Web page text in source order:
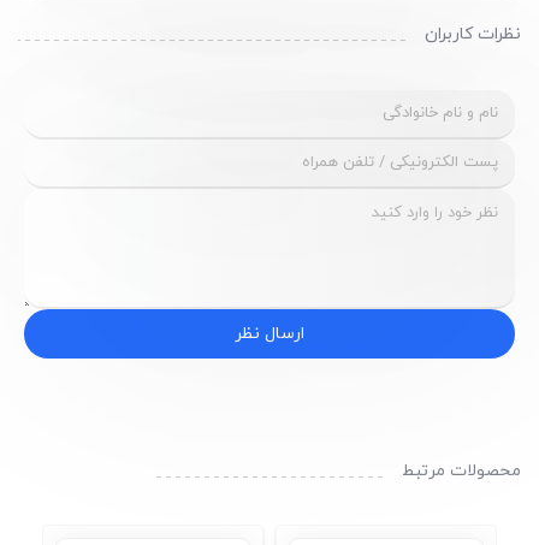
نظرات کاربران
ارسال نظر
محصولات مرتبط